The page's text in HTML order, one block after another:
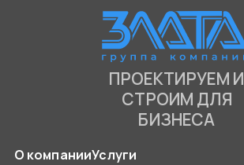
ПРОЕКТИРУЕМ И
СТРОИМ ДЛЯ
БИЗНЕСА
О компанииУслуги